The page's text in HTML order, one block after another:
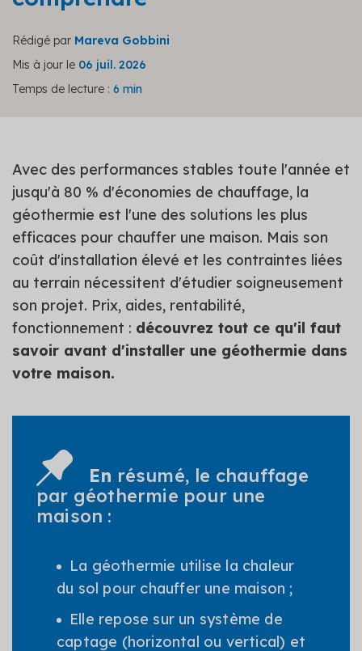
Rédigé par Mareva Gobbini
Mis à jour le 06 juil. 2026
Temps de lecture : 6 min
Avec des performances stables toute l'année et
jusqu'à 80 % d'économies de chauffage, la
géothermie est l'une des solutions les plus
efficaces pour chauffer une maison. Mais son
coût d'installation élevé et les contraintes liées
au terrain nécessitent d'étudier soigneusement
son projet. Prix, aides, rentabilité,
fonctionnement : découvrez tout ce qu'il faut
savoir avant d'installer une géothermie dans
votre maison.
En résumé, le chauffage
par géothermie pour une
maison :
La géothermie utilise la chaleur
du sol pour chauffer une maison ;
Elle repose sur un système de
captage (horizontal ou vertical) et